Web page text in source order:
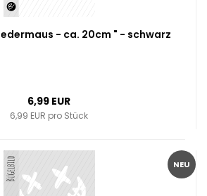
- ca. 20cm " - schwarz
6,99 EUR
6,99 EUR pro Stück
NEU